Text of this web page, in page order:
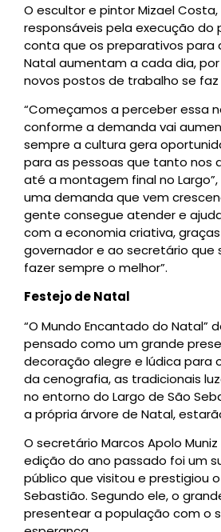
O escultor e pintor Mizael
responsáveis pela execução do
conta que os preparativos para
Natal aumentam a cada dia,
novos postos de trabalho se faz
“Começamos a perceber essa
conforme a demanda vai
sempre a cultura gera
para as pessoas que tanto nos
até a montagem final no Largo”,
uma demanda que vem
gente consegue atender e
com a economia criativa,
governador e ao secretário que
fazer sempre o melhor”.
Festejo de Natal
“O Mundo Encantado do Natal”
pensado como um grande
decoração alegre e lúdica para
da cenografia, as tradicionais
no entorno do Largo de São
a própria árvore de Natal,
O secretário Marcos Apolo
edição do ano passado foi um
público que visitou e prestigiou
Sebastião. Segundo ele, o
presentear a população com o